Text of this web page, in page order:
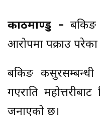
काठमाण्डु –
आरोपमा पक्राउ
बैंकिङ
गएराति
जनाएको छ।